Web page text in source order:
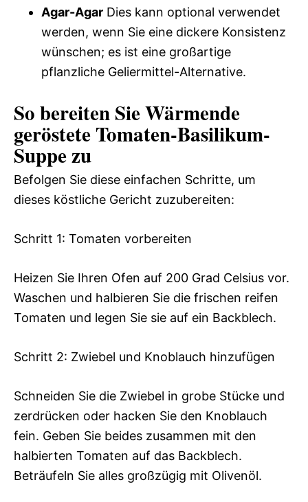
Agar-Agar Dies kann optional verwendet
werden, wenn Sie eine dickere Konsistenz
wünschen; es ist eine großartige
pflanzliche Geliermittel-Alternative.
So bereiten Sie Wärmende
geröstete Tomaten-Basilikum-
Suppe zu
Befolgen Sie diese einfachen Schritte, um
dieses köstliche Gericht zuzubereiten:
Schritt 1: Tomaten vorbereiten
Heizen Sie Ihren Ofen auf 200 Grad Celsius vor.
Waschen und halbieren Sie die frischen reifen
Tomaten und legen Sie sie auf ein Backblech.
Schritt 2: Zwiebel und Knoblauch hinzufügen
Schneiden Sie die Zwiebel in grobe Stücke und
zerdrücken oder hacken Sie den Knoblauch
fein. Geben Sie beides zusammen mit den
halbierten Tomaten auf das Backblech.
Beträufeln Sie alles großzügig mit Olivenöl.